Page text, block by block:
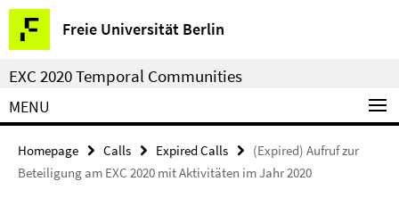
Springe
direkt
zu
Inhalt
Freie Universität Berlin
Service
Navigation
EXC 2020 Temporal Communities
MENU
Homepage Calls Expired Calls
(Expired) Aufruf zur
Beteiligung am EXC 2020 mit Aktivitäten im Jahr 2020